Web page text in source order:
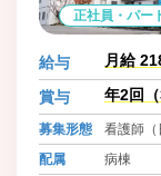
正社員・パー
給与 月給
賞与 年2回（
募集形態
看護師（
配属
病棟